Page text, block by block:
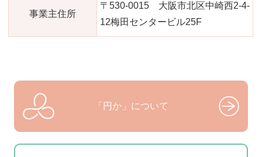
事業主住所
〒530-0015 大阪市北区中崎西2-4-
12梅田センタービル25F
「円か」について